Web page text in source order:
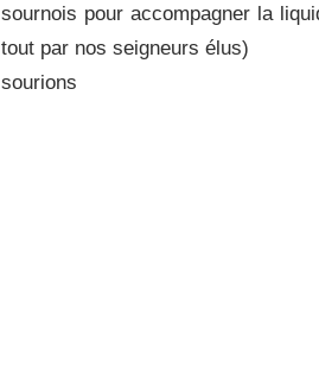
sournois pour accompagner la
tout par nos seigneurs élus)
sourions